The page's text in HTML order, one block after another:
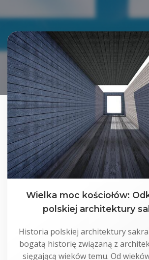
Wielka moc kościołów:
polskiej architektury
Historia polskiej architektury
bogatą historię związaną z
sięgającą wieków temu. Od